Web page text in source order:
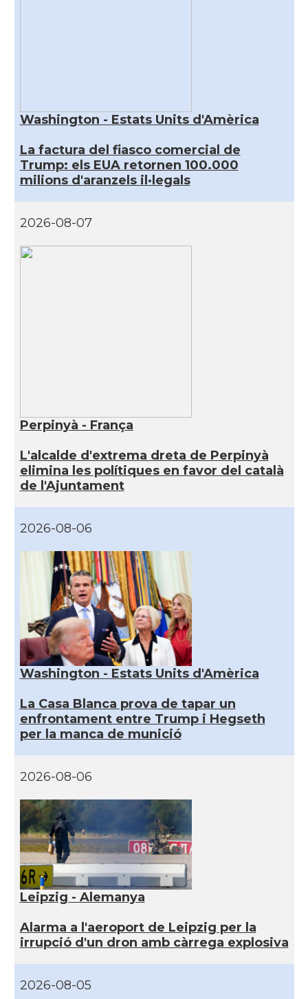
Washington - Estats Units d'Amèrica
La factura del fiasco comercial de
Trump: els EUA retornen 100.000
milions d'aranzels il·legals
2026-08-07
Perpinyà - França
L'alcalde d'extrema dreta de Perpinyà
elimina les polítiques en favor del català
de l'Ajuntament
2026-08-06
Washington - Estats Units d'Amèrica
La Casa Blanca prova de tapar un
enfrontament entre Trump i Hegseth
per la manca de munició
2026-08-06
Leipzig - Alemanya
Alarma a l'aeroport de Leipzig per la
irrupció d'un dron amb càrrega explosiva
2026-08-05